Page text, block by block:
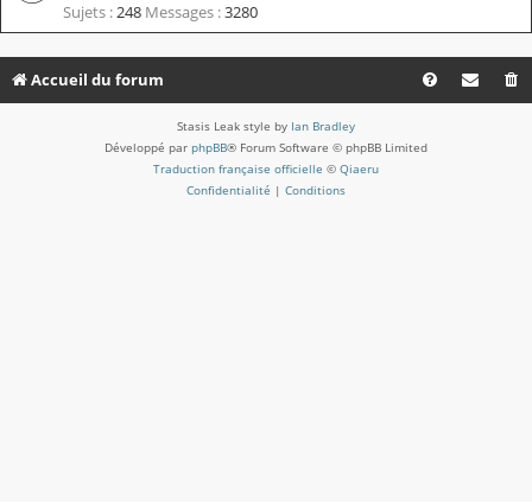
Sujets :248 Messages :3280
Accueil du forum
Stasis Leak style by Ian Bradley
Développé par phpBB® Forum Software © phpBB Limited
Traduction française officielle © Qiaeru
Confidentialité | Conditions